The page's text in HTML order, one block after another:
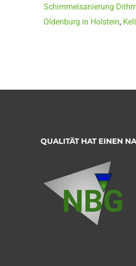
Schimmelsanierung
Oldenburg in Holstein,
QUALITÄT HAT EINEN